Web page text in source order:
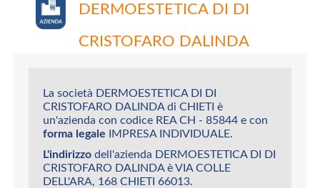
DERMOESTETICA DI DI
CRISTOFARO DALINDA
La società DERMOESTETICA DI DI
CRISTOFARO DALINDA di CHIETI è
un'azienda con codice REA CH - 85844 e con
forma legale IMPRESA INDIVIDUALE.
L'indirizzo dell'azienda DERMOESTETICA DI DI
CRISTOFARO DALINDA è VIA COLLE
DELL'ARA, 168 CHIETI 66013.